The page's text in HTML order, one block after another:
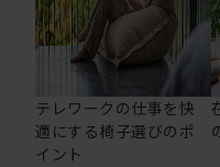
テレワークの仕事を快
適にする椅子選びのポ
イント